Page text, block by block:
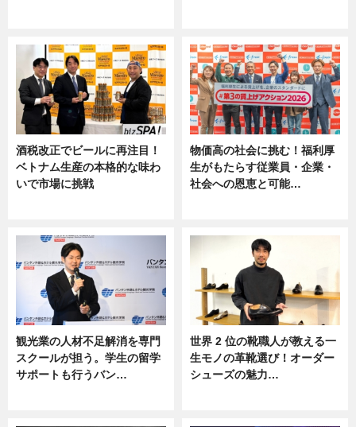
酒税改正でビールに再注目！
ベトナム生産の本格的な味わ
いで市場に挑戦
物価高の社会に挑む！福利厚
生がもたらす従業員・企業・
社会への恩恵と可能…
観光業の人材不足解消を専門
スクールが担う。学生の留学
サポートも行うバン…
世界 2 位の靴職人が教える一
生モノの革靴選び！オーダー
シューズの魅力…